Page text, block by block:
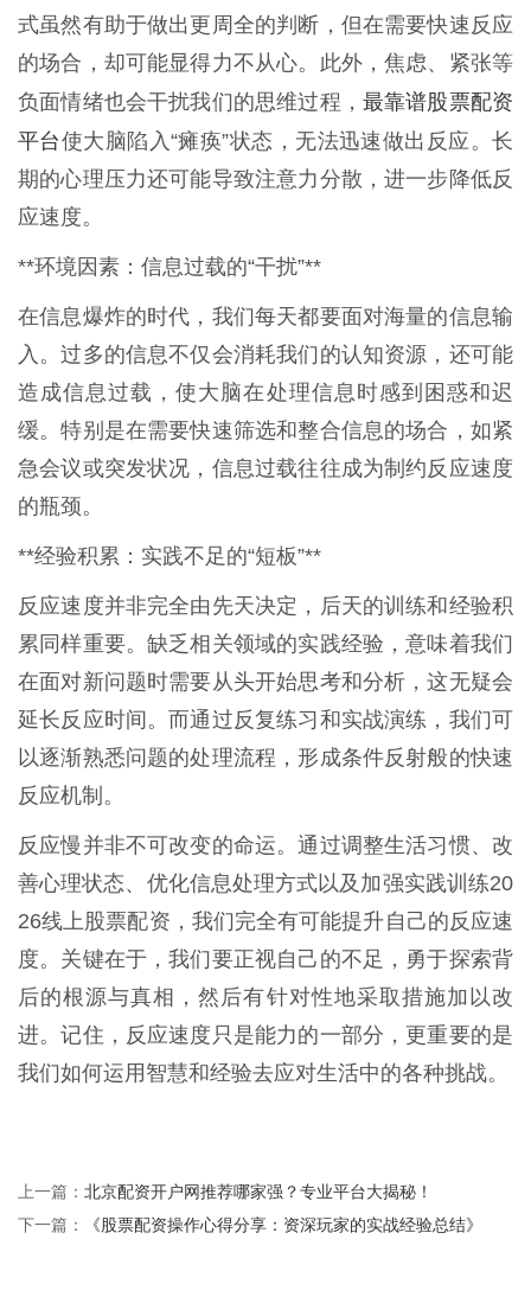
式虽然有助于做出更周全的判断，但在需要快速反应
的场合，却可能显得力不从心。此外，焦虑、紧张等
负面情绪也会干扰我们的思维过程， 最靠谱股票配资
平台使大脑陷入“瘫痪”状态，无法迅速做出反应。长
期的心理压力还可能导致注意力分散，进一步降低反
应速度。
**环境因素：信息过载的“干扰”**
在信息爆炸的时代，我们每天都要面对海量的信息输
入。过多的信息不仅会消耗我们的认知资源，还可能
造成信息过载，使大脑在处理信息时感到困惑和迟
缓。特别是在需要快速筛选和整合信息的场合，如紧
急会议或突发状况，信息过载往往成为制约反应速度
的瓶颈。
**经验积累：实践不足的“短板”**
反应速度并非完全由先天决定，后天的训练和经验积
累同样重要。缺乏相关领域的实践经验，意味着我们
在面对新问题时需要从头开始思考和分析，这无疑会
延长反应时间。而通过反复练习和实战演练，我们可
以逐渐熟悉问题的处理流程，形成条件反射般的快速
反应机制。
反应慢并非不可改变的命运。通过调整生活习惯、改
善心理状态、优化信息处理方式以及加强实践训练20
26线上股票配资，我们完全有可能提升自己的反应速
度。关键在于，我们要正视自己的不足，勇于探索背
后的根源与真相，然后有针对性地采取措施加以改
进。记住，反应速度只是能力的一部分，更重要的是
我们如何运用智慧和经验去应对生活中的各种挑战。
上一篇： 北京配资开户网推荐哪家强？专业平台大揭秘！
下一篇： 《股票配资操作心得分享：资深玩家的实战经验总结》